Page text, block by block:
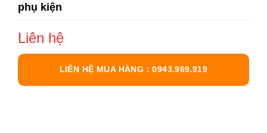
phụ kiện
Liên hệ
LIÊN HỆ MUA HÀNG : 0943.969.919